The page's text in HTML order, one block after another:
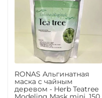
RONAS Альгинатная
маска с чайным
деревом - Herb Teatree